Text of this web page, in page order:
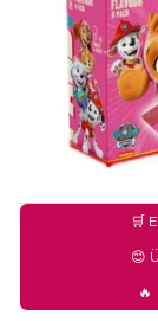
🛒
😊